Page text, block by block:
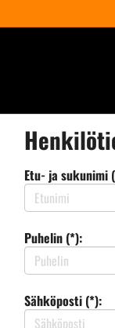
Etu- ja sukunimi
Puhelin (*):
Sähköposti (*):